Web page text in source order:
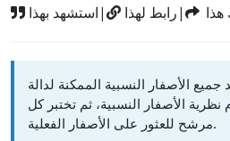
استشهد بهذا| رابط لهذا|
جميع الأصفار النسبية الممكنة لدالة
الأصفار النسبية، ثم تختبر كل
مرشح للعثور على الأصفار الفعلية.